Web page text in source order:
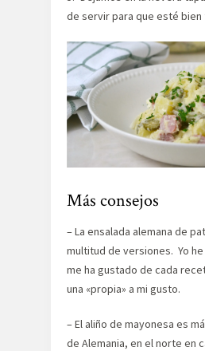
de servir para que esté bien
Más consejos
– La ensalada alemana de
multitud de versiones. Yo
me ha gustado de cada
una «propia» a mi gusto.
– El aliño de mayonesa es
de Alemania, en el norte en